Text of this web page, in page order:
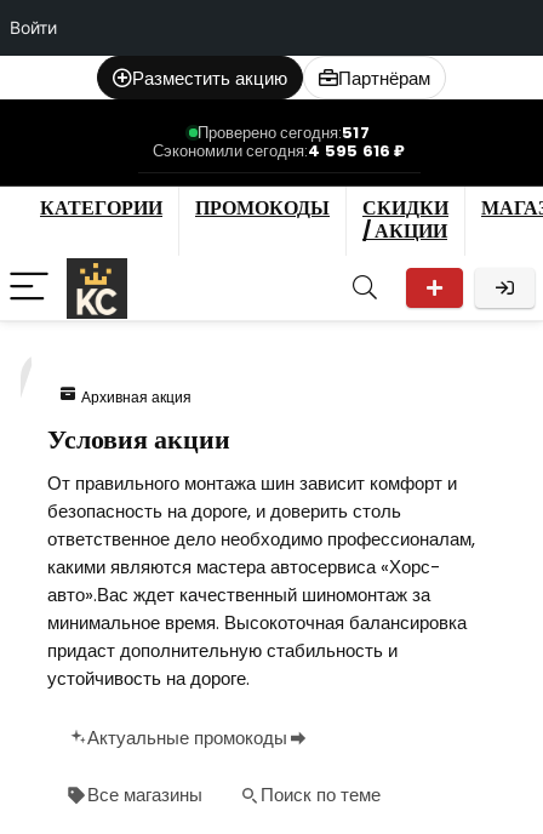
Войти
Разместить акцию Партнёрам
Проверено сегодня:517
Сэкономили сегодня:4 595 616 ₽
КАТЕГОРИИ ПРОМОКОДЫ
СКИДКИ
/ АКЦИИ
Архивная акция
Условия акции
От правильного монтажа шин зависит комфорт и
безопасность на дороге, и доверить столь
ответственное дело необходимо профессионалам,
какими являются мастера автосервиса «Хорс-
авто».Вас ждет качественный шиномонтаж за
минимальное время. Высокоточная балансировка
придаст дополнительную стабильность и
устойчивость на дороге.
Актуальные промокоды
Все магазины Поиск по теме